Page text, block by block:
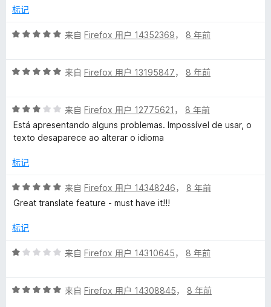
s
l
t
e
的
评
/标记
评
/
来自 Firefox 用户 14352369， 8 年前
评
/
5
来自 Firefox 用户 13195847， 8 年前
评
分
3
5
来自 Firefox 用户 12775621 ， 8 年前
Está apresentando alguns problemas. Impossível de usar, o
texto desaparece ao alterar o idioma
标记
评
分
/
来自 Firefox 用户 14348246， 8 年前
Great translate feature - must have it!!!
标记
评
/
来自 Firefox 用户 14310645， 8 年前
评
来自 Firefox 用户 14308845， 8 年前